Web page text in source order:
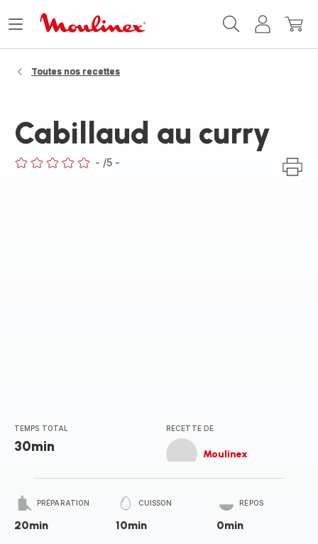
MonMon
Ouvrir
Toutes nos recettes
Cabillaud au curry
- /5 -
TEMPS TOTAL
30min
RECETTE DE
Moulinex
PRÉPARATION
20min
CUISSON
10min
REPOS
0min